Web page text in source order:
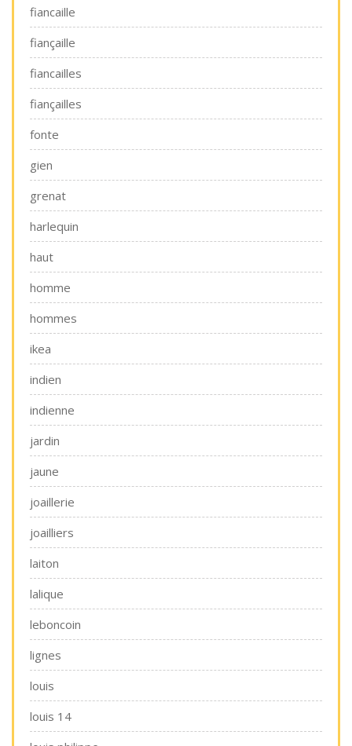
fiancaille
fiançaille
fiancailles
fiançailles
fonte
gien
grenat
harlequin
haut
homme
hommes
ikea
indien
indienne
jardin
jaune
joaillerie
joailliers
laiton
lalique
leboncoin
lignes
louis
louis 14